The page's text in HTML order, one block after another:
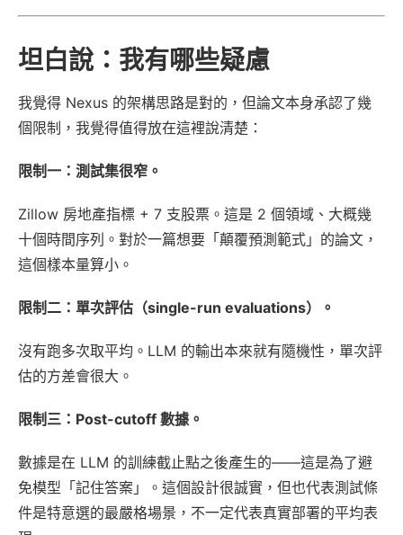
坦白說：我有哪些疑慮
我覺得 Nexus 的架構思路是對的，但論文本身承認了幾
個限制，我覺得值得放在這裡說清楚：
限制一：測試集很窄。
Zillow 房地產指標 + 7 支股票。這是 2 個領域、大概幾
十個時間序列。對於一篇想要「顛覆預測範式」的論文，
這個樣本量算小。
限制二：單次評估（single-run evaluations）。
沒有跑多次取平均。LLM 的輸出本來就有隨機性，單次評
估的方差會很大。
限制三：Post-cutoff 數據。
數據是在 LLM 的訓練截止點之後產生的——這是為了避
免模型「記住答案」。這個設計很誠實，但也代表測試條
件是特意選的最嚴格場景，不一定代表真實部署的平均表